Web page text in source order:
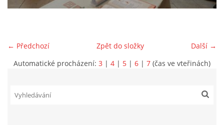
STREET ART
← Předchozí Další →
Zpět do složky
Automatické procházení: 3 | 4 | 5 | 6 | 7 (čas ve vteřinách)